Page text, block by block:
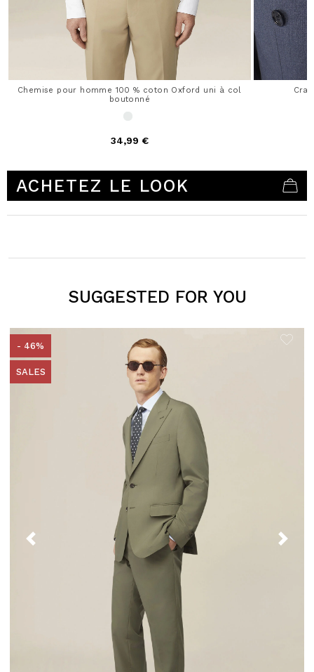
Chemise pour homme 100 % coton Oxford uni à col
boutonné
34,99 €
ACHETEZ LE LOOK
SUGGESTED FOR YOU
- 46%
SALES